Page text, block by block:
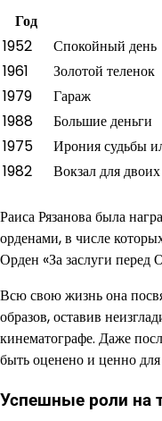
Год
1952
Спокойный день
1961
Золотой теленок
1979
Гараж
1988
Большие деньги
1975
Ирония судьбы
1982
Вокзал для двоих
Раиса Рязанова была
орденами, в числе
Орден «За заслуги
Всю свою жизнь она
образов, оставив
кинематографе. Даже
быть оценено и ценно
Успешные роли на